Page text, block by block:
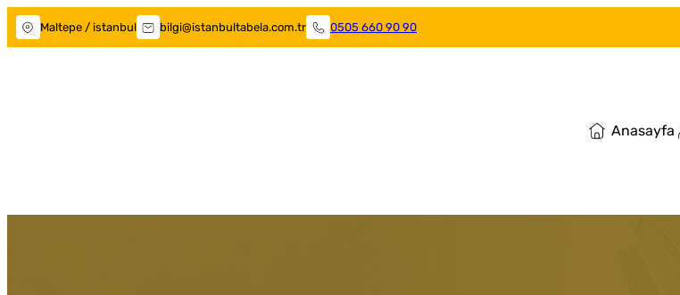
Maltepe / istanbul bilgi@istanbultabela.com.tr 0505 660 90 90
Anasayfa